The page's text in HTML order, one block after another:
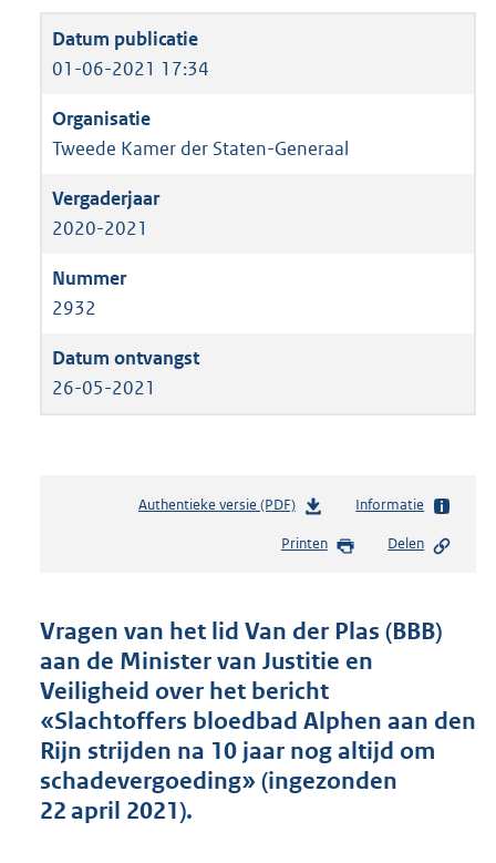
01-06-2021 17:34
Tweede Kamer der Staten-Generaal
2020-2021
2932
26-05-2021
Authentieke versie (PDF)b
s
n
d
s
g
r
o
t
Informatie
Printen Delen
Vragen van het lid Van der Plas (BBB)
aan de Minister van Justitie en
Veiligheid over het bericht
«Slachtoffers bloedbad Alphen aan den
Rijn strijden na 10 jaar nog altijd om
schadevergoeding» (ingezonden
22 april 2021).